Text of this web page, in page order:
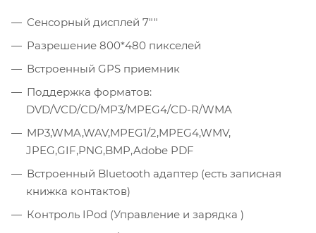
Сенсорный дисплей 7""
Разрешение 800*480 пикселей
Встроенный GPS приемник
Поддержка форматов:
DVD/VCD/CD/MP3/MPEG4/CD-R/WMA
MP3,WMA,WAV,MPEG1/2,MPEG4,WMV,
JPEG,GIF,PNG,BMP,Adobe PDF
Встроенный Bluetooth адаптер (есть записная
книжка контактов)
Контроль IPod (Управление и зарядка )